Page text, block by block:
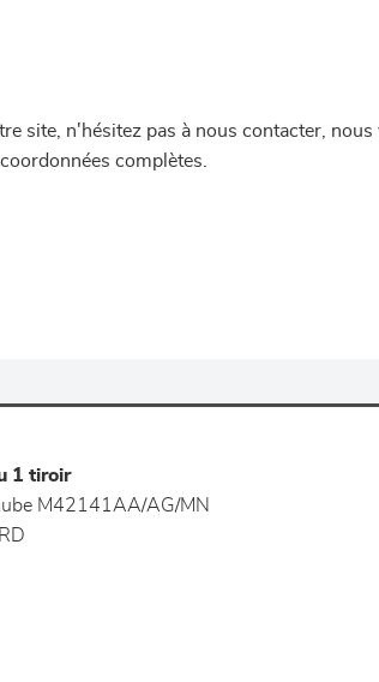
site, n'hésitez pas à nous contacter,
complètes.
1 tiroir
M42141AA/AG/MN